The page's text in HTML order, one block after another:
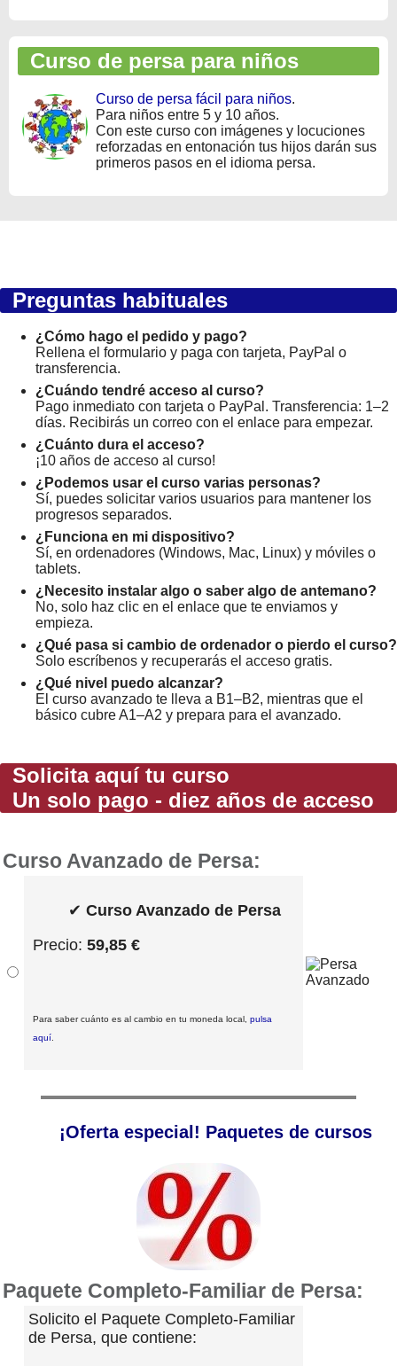
Curso de persa para niños
Curso de persa fácil para niños.
Para niños entre 5 y 10 años.
Con este curso con imágenes y locuciones
reforzadas en entonación tus hijos darán sus
primeros pasos en el idioma persa.
Preguntas habituales
¿Cómo hago el pedido y pago?
Rellena el formulario y paga con tarjeta, PayPal o
transferencia.
¿Cuándo tendré acceso al curso?
Pago inmediato con tarjeta o PayPal. Transferencia: 1–2
días. Recibirás un correo con el enlace para empezar.
¿Cuánto dura el acceso?
¡10 años de acceso al curso!
¿Podemos usar el curso varias personas?
Sí, puedes solicitar varios usuarios para mantener los
progresos separados.
¿Funciona en mi dispositivo?
Sí, en ordenadores (Windows, Mac, Linux) y móviles o
tablets.
¿Necesito instalar algo o saber algo de antemano?
No, solo haz clic en el enlace que te enviamos y
empieza.
¿Qué pasa si cambio de ordenador o pierdo el curso?
Solo escríbenos y recuperarás el acceso gratis.
¿Qué nivel puedo alcanzar?
El curso avanzado te lleva a B1–B2, mientras que el
básico cubre A1–A2 y prepara para el avanzado.
Solicita aquí tu curso
Un solo pago - diez años de acceso
Curso Avanzado de Persa:
✔ Curso Avanzado de Persa
Precio: 59,85 €
Para saber cuánto es al cambio en tu moneda local, pulsa
aquí.
¡Oferta especial! Paquetes de cursos
Paquete Completo-Familiar de Persa:
Solicito el Paquete Completo-Familiar
de Persa, que contiene: